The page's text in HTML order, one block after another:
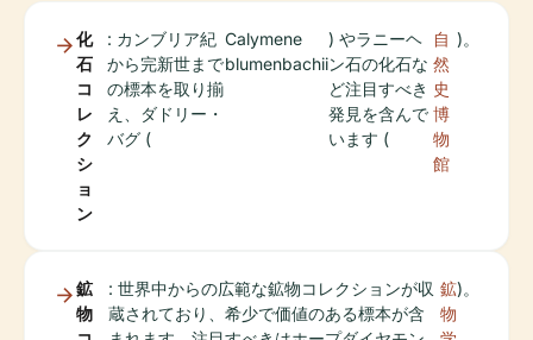
化
石
コ
レ
ク
シ
ョ
ン
: カンブリア紀
から完新世まで
の標本を取り揃
え、ダドリー・
バグ (
Calymene
blumenbachii
) やラニーヘ
ン石の化石な
ど注目すべき
発見を含んで
います (
自
然
史
博
物
館
)。
鉱
物
: 世界中からの広範な鉱物コレクションが収
蔵されており、希少で価値のある標本が含
鉱
物
)。